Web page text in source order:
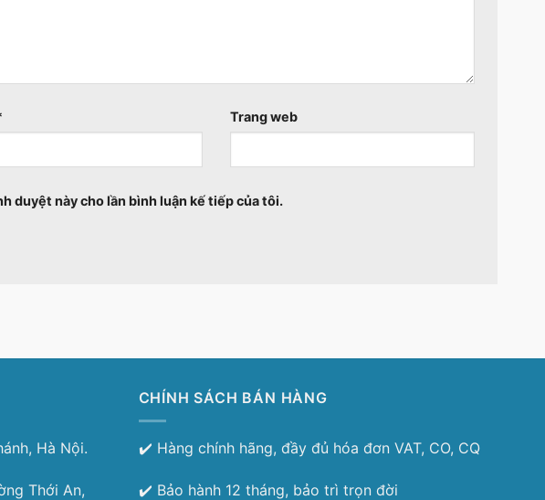
Trang web
duyệt này cho lần bình luận kế tiếp của tôi.
Hà Nội.
Thới An,
CHÍNH SÁCH BÁN HÀNG
✔️ Hàng chính hãng, đầy đủ hóa đơn VAT, CO, CQ
✔️ Bảo hành 12 tháng, bảo trì trọn đời